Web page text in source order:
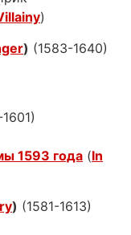
)
) (1583-1640)
1593 года (In
) (1581-1613)